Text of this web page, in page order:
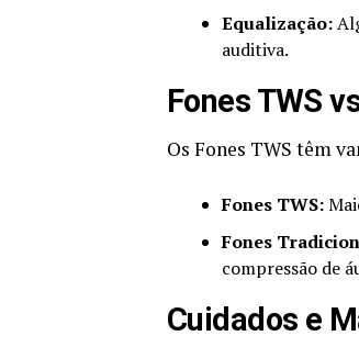
Equalização:
auditiva.
Fones TWS
Os Fones TWS têm
Fones TWS:
Fones
compressão de
Cuidados e